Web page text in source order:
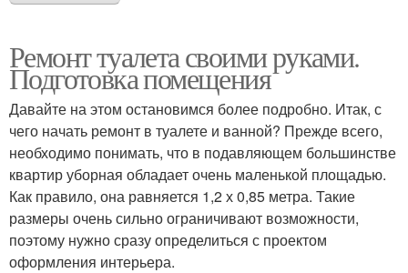
Ремонт туалета своими руками.
Подготовка помещения
Давайте на этом остановимся более подробно. Итак, с
чего начать ремонт в туалете и ванной? Прежде всего,
необходимо понимать, что в подавляющем большинстве
квартир уборная обладает очень маленькой площадью.
Как правило, она равняется 1,2 х 0,85 метра. Такие
размеры очень сильно ограничивают возможности,
поэтому нужно сразу определиться с проектом
оформления интерьера.